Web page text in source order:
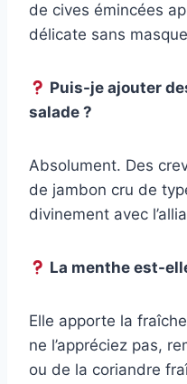
de cives émincées
délicate sans
Puis-je ajouter
salade ?
Absolument. Des
de jambon cru de
divinement avec
La menthe est-
Elle apporte la
ne l’appréciez pas,
ou de la coriandre